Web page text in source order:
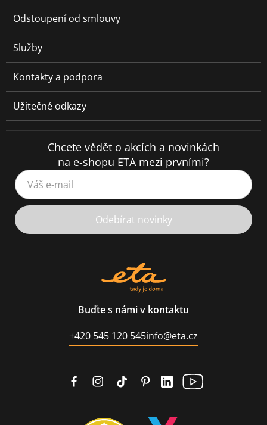
Odstoupení od smlouvy
Služby
Kontakty a podpora
Užitečné odkazy
Chcete vědět o akcích a novinkách
na e-shopu ETA mezi prvními?
Váš e-mail
Odebírat novinky
Buďte s námi v kontaktu
+420 545 120 545info@eta.cz